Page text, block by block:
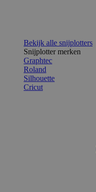
Bekijk alle snijplotters
Snijplotter merken
Graphtec
Roland
Silhouette
Cricut